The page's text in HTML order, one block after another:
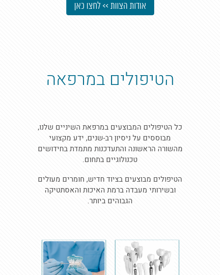
אודות הצוות >> לחצו כאן
הטיפולים במרפאה
כל הטיפולים המבוצעים במרפאת השיניים שלנו,
מבוססים על ניסיון רב-שנים, ידע מקצועי
מהשורה הראשונה והתעדכנות מתמדת בחידושים
טכנולוגיים בתחום.
הטיפולים מבוצעים בציוד חדיש, חומרים מעולים
ובשירותי מעבדה ברמת האיכות והאסתטיקה
הגבוהים ביותר.